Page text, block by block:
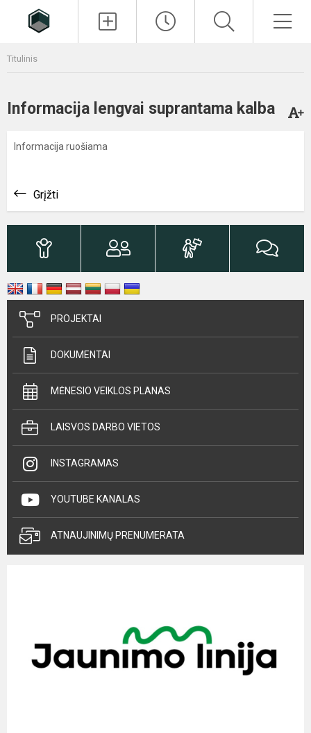
Titulinis
Informacija lengvai suprantama kalba
Informacija ruošiama
Grįžti
PROJEKTAI
DOKUMENTAI
MĖNESIO VEIKLOS PLANAS
LAISVOS DARBO VIETOS
INSTAGRAMAS
YOUTUBE KANALAS
ATNAUJINIMŲ PRENUMERATA